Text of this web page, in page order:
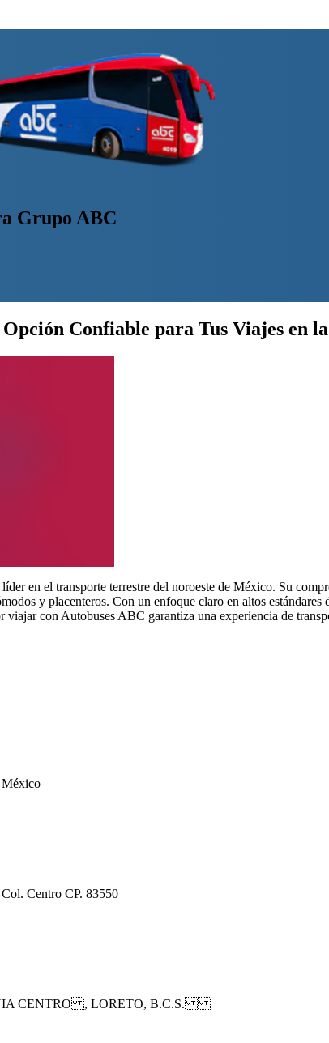
Grupo ABC
Confiable para Tus Viajes en
en el transporte terrestre del noroeste de México. Su
y placenteros. Con un enfoque claro en altos
con Autobuses ABC garantiza una experiencia de
México
Centro CP. 83550
CENTRO , LORETO, B.C.S.